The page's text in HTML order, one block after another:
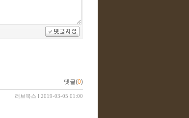
댓글(0)
러브북스 l 2019-03-05 01:00